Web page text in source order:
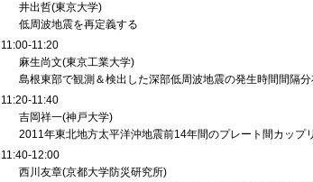
井出哲(東京大学)
低周波地震を再定義する
11:00-11:20
麻生尚文(東京工業大学)
島根東部で観測＆検出した深部低周波地震の発生時間間隔
11:20-11:40
吉岡祥一(神戸大学)
2011年東北地方太平洋沖地震前14年間のプレート間カップ
11:40-12:00
西川友章(京都大学防災研究所)